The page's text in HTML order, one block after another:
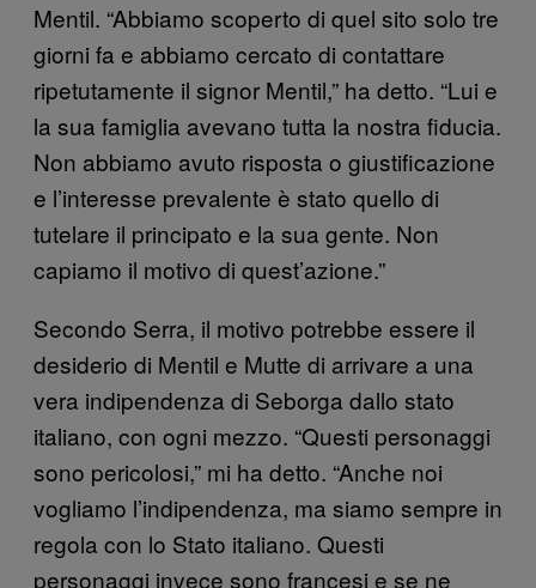
Mentil. “Abbiamo scoperto di quel sito solo tre
giorni fa e abbiamo cercato di contattare
ripetutamente il signor Mentil,” ha detto. “Lui e
la sua famiglia avevano tutta la nostra fiducia.
Non abbiamo avuto risposta o giustificazione
e l’interesse prevalente è stato quello di
tutelare il principato e la sua gente. Non
capiamo il motivo di quest’azione.”
Secondo Serra, il motivo potrebbe essere il
desiderio di Mentil e Mutte di arrivare a una
vera indipendenza di Seborga dallo stato
italiano, con ogni mezzo. “Questi personaggi
sono pericolosi,” mi ha detto. “Anche noi
vogliamo l’indipendenza, ma siamo sempre in
regola con lo Stato italiano. Questi
personaggi invece sono francesi e se ne